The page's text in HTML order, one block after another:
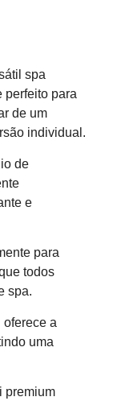
spa
perfeito para
de um
individual.
de
e
para
todos
spa.
a
uma
premium